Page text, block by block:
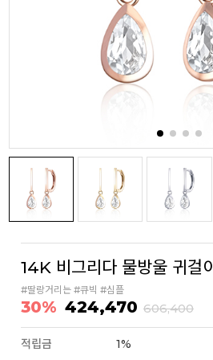
14K 비그리다 물방울 귀걸이
#딸랑거리는 #큐빅 #심플
30% 424,470 606,400
적립금
1%